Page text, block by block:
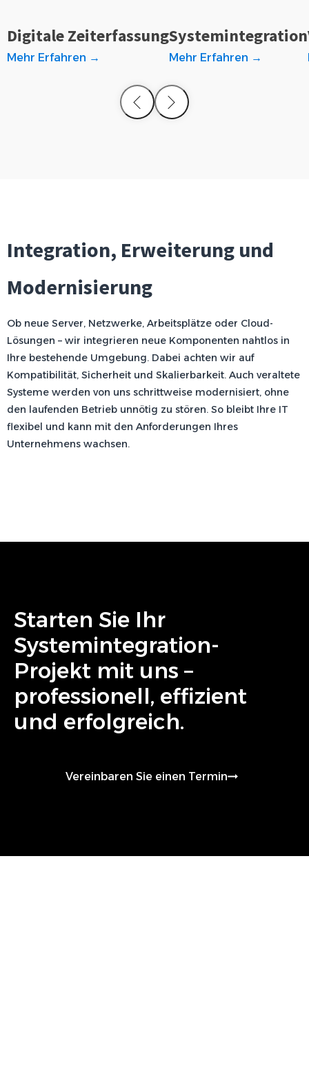
Digitale Zeiterfassung
Mehr Erfahren →
Systemintegration
Mehr Erfahren →
Integration, Erweiterung und
Modernisierung
Ob neue Server, Netzwerke, Arbeitsplätze oder Cloud-
Lösungen – wir integrieren neue Komponenten nahtlos in
Ihre bestehende Umgebung. Dabei achten wir auf
Kompatibilität, Sicherheit und Skalierbarkeit. Auch veraltete
Systeme werden von uns schrittweise modernisiert, ohne
den laufenden Betrieb unnötig zu stören. So bleibt Ihre IT
flexibel und kann mit den Anforderungen Ihres
Unternehmens wachsen.
Starten Sie Ihr
Systemintegration-
Projekt mit uns –
professionell, effizient
und erfolgreich.
Vereinbaren Sie einen Termin